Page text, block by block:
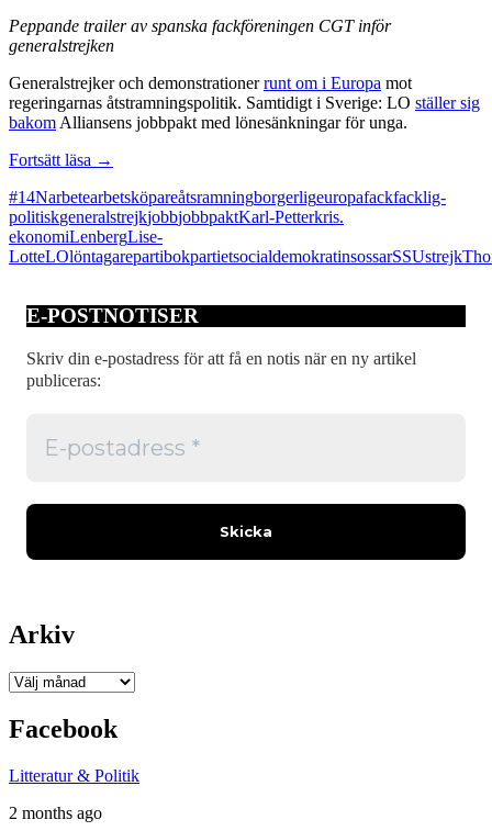
Peppande trailer av spanska fackföreningen CGT inför
generalstrejken
Generalstrejker och demonstrationerrunt om i Europa mot
regeringarnas åtstramningspolitik. Samtidigt i Sverige: LO ställer sig
bakom Alliansens jobbpakt med lönesänkningar för unga.
Fortsätt läsa Facklig-
samverkan
→
#14Narbetearbetsköpareåtsramningborgerligeuropafackfacklig-
politiskgeneralstrejkjobbjobbpaktKarl-Petterkris.
ekonomiLenbergLise-
LotteLOlöntagarepartibokpartietsocialdemokratinsossarSSUstrejk
E-POSTNOTISER
Skriv din e-postadress för att få en notis när en ny artikel
publiceras:
Arkiv
Arkiv
Facebook
Litteratur & Politik
2 months ago